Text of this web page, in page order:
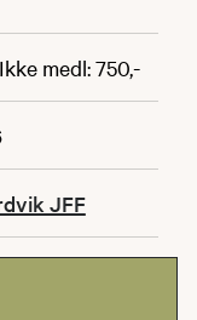
medl: 750,-
JFF